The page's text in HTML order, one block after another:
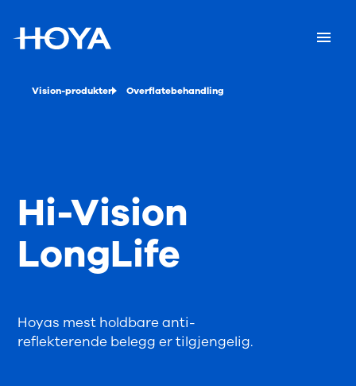
Vision-produkter Overflatebehandling
Hoyas mest holdbare anti-
reflekterende belegg er tilgjengelig.
Hi-Vision
LongLife